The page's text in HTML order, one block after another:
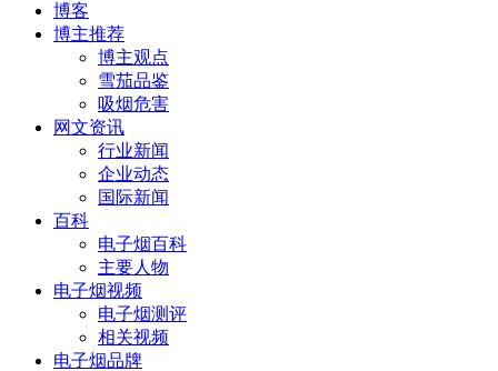
博客
博主推荐
博主观点
雪茄品鉴
吸烟危害
网文资讯
行业新闻
企业动态
国际新闻
百科
电子烟百科
主要人物
电子烟视频
电子烟测评
相关视频
电子烟品牌